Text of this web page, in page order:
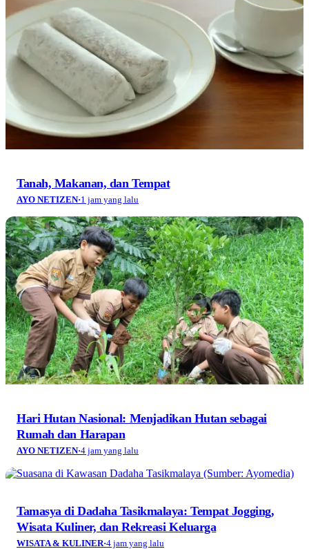
Tanah, Makanan, dan Tempat
AYO NETIZEN·1 jam yang lalu
Hari Hutan Nasional: Menjadikan Hutan sebagai
Rumah dan Harapan
AYO NETIZEN·4 jam yang lalu
Tamasya di Dadaha Tasikmalaya: Tempat Jogging,
Wisata Kuliner, dan Rekreasi Keluarga
WISATA & KULINER·4 jam yang lalu